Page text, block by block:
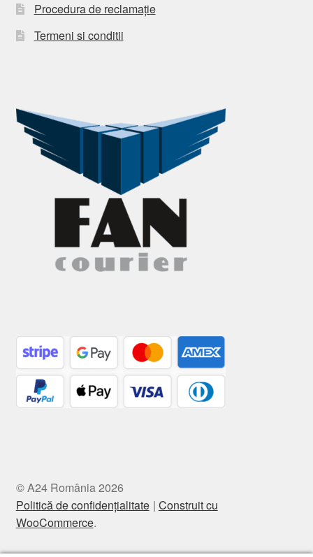
Procedura de reclamație
Termeni si conditii
© A24 România 2026
Politică de confidențialitate Construit cu
WooCommerce.